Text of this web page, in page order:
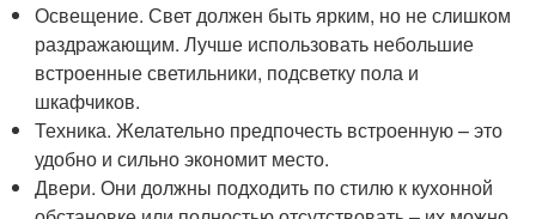
Освещение. Свет должен быть ярким, но не слишком
раздражающим. Лучше использовать небольшие
встроенные светильники, подсветку пола и
шкафчиков.
Техника. Желательно предпочесть встроенную – это
удобно и сильно экономит место.
Двери. Они должны подходить по стилю к кухонной